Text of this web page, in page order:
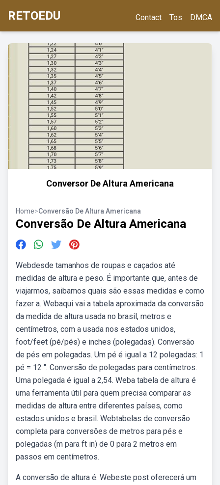
RETOEDU Contact Tos DMCA
Conversor De Altura Americana
Home>Conversão De Altura Americana
Conversão De Altura Americana
Webdesde tamanhos de roupas e caçados até
medidas de altura e peso. É importante que, antes de
viajarmos, saibamos quais são essas medidas e como
fazer a. Webaqui vai a tabela aproximada da conversão
da medida de altura usada no brasil, metros e
centímetros, com a usada nos estados unidos,
foot/feet (pé/pés) e inches (polegadas). Conversão
de pés em polegadas. Um pé é igual a 12 polegadas: 1
pé = 12 ″. Conversão de polegadas para centímetros.
Uma polegada é igual a 2,54. Weba tabela de altura é
uma ferramenta útil para quem precisa comparar as
medidas de altura entre diferentes países, como
estados unidos e brasil. Webtabelas de conversão
completa para conversões de metros para pés e
polegadas (m para ft in) de 0 para 2 metros em
passos em centímetros.
A conversão de altura é. Webeste post oferecerá um